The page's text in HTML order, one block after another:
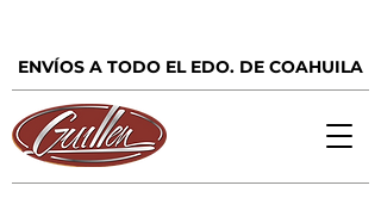
ENVÍOS A TODO EL EDO. DE COAHUILA